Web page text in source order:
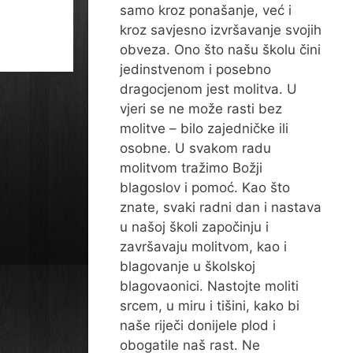
samo kroz ponašanje, već i
kroz savjesno izvršavanje svojih
obveza. Ono što našu školu čini
jedinstvenom i posebno
dragocjenom jest molitva. U
vjeri se ne može rasti bez
molitve – bilo zajedničke ili
osobne. U svakom radu
molitvom tražimo Božji
blagoslov i pomoć. Kao što
znate, svaki radni dan i nastava
u našoj školi započinju i
završavaju molitvom, kao i
blagovanje u školskoj
blagovaonici. Nastojte moliti
srcem, u miru i tišini, kako bi
naše riječi donijele plod i
obogatile naš rast. Ne